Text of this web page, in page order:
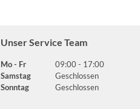
Unser Service Team
Mo - Fr
09:00 - 17:00
Samstag
Geschlossen
Sonntag
Geschlossen